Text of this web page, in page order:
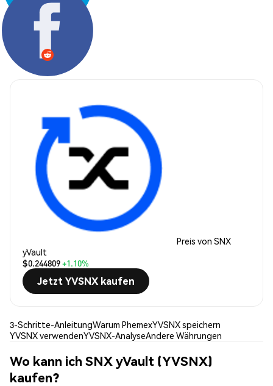
Teilen:
Preis von SNX
yVault
$0.244809+1.10%
Jetzt YVSNX kaufen
3-Schritte-AnleitungWarum PhemexYVSNX speichern
YVSNX verwendenYVSNX-AnalyseAndere Währungen
Wo kann ich SNX yVault (YVSNX)
kaufen?